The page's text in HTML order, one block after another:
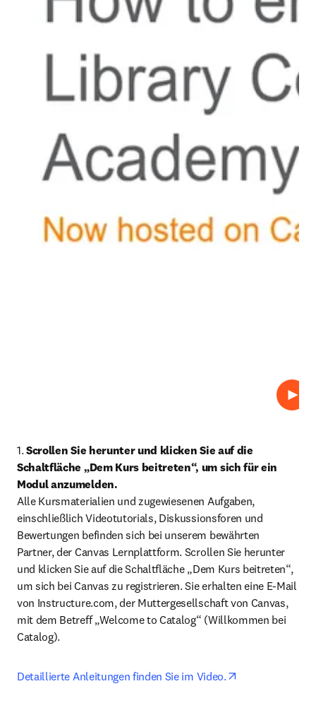
1. Scrollen Sie herunter und klicken Sie auf die
Schaltfläche „Dem Kurs beitreten“, um sich für ein
Modul anzumelden.
Alle Kursmaterialien und zugewiesenen Aufgaben,
einschließlich Videotutorials, Diskussionsforen und
Bewertungen befinden sich bei unserem bewährten
Partner, der Canvas Lernplattform. Scrollen Sie herunter
und klicken Sie auf die Schaltfläche „Dem Kurs beitreten“,
um sich bei Canvas zu registrieren. Sie erhalten eine E-Mail
von Instructure.com, der Muttergesellschaft von Canvas,
mit dem Betreff „Welcome to Catalog“ (Willkommen bei
Catalog).
Detaillierte Anleitungen finden Sie im Video.